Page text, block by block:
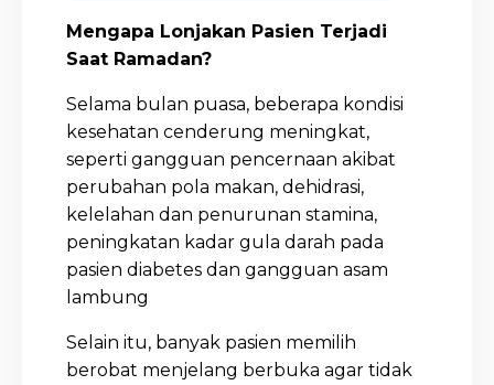
Mengapa Lonjakan Pasien Terjadi
Saat Ramadan?
Selama bulan puasa, beberapa kondisi
kesehatan cenderung meningkat,
seperti gangguan pencernaan akibat
perubahan pola makan, dehidrasi,
kelelahan dan penurunan stamina,
peningkatan kadar gula darah pada
pasien diabetes dan gangguan asam
lambung
Selain itu, banyak pasien memilih
berobat menjelang berbuka agar tidak